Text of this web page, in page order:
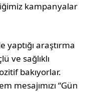
kampanyalar
yaptığı araştırma
ve sağlıklı
bakıyorlar.
mesajımızı “Gün